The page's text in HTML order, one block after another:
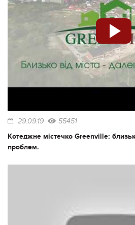
29.09.19 55451
Котеджне містечко Greenville:
проблем.